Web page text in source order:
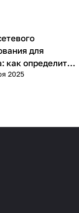
покупателям
для
как определить
компании и
2025